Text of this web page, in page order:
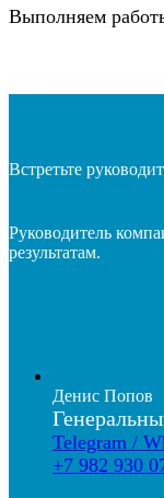
Выполняем
Встретьте
Руководитель
результатам.
Денис Попов
Telegram /
+7 982 930